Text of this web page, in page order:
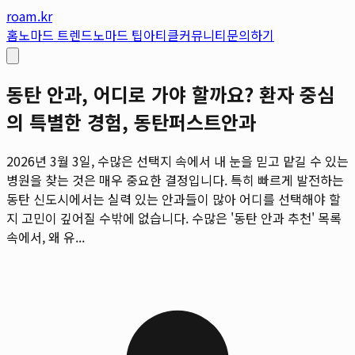
roam.kr
홈노마드 트렌드노마드 팁아티클커뮤니티문의하기
동탄 안과, 어디로 가야 할까요? 환자 중심
의 특별한 경험, 동탄퍼스트안과
2026년 3월 3일, 수많은 선택지 속에서 내 눈을 믿고 맡길 수 있는
병원을 찾는 것은 매우 중요한 결정입니다. 특히 빠르게 발전하는
동탄 신도시에서는 실력 있는 안과들이 많아 어디를 선택해야 할
지 고민이 깊어질 수밖에 없습니다. 수많은 '동탄 안과 추천' 목록
속에서, 왜 유...